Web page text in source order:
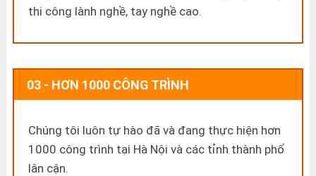
thi công lành nghề, tay nghề cao.
03 - HƠN 1000 CÔNG TRÌNH
Chúng tôi luôn tự hào đã và đang thực hiện hơn
1000 công trình tại Hà Nội và các tỉnh thành phố
lân cận.